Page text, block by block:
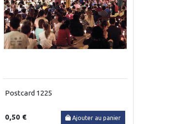
Postcard 1225
0,50 € Ajouter au panier